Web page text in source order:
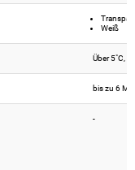
Weiß
Über 5˚C,
bis zu 6
-